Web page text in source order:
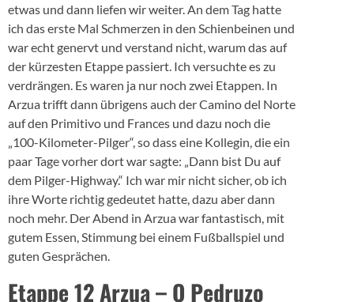
etwas und dann liefen wir weiter. An dem Tag hatte
ich das erste Mal Schmerzen in den Schienbeinen und
war echt genervt und verstand nicht, warum das auf
der kürzesten Etappe passiert. Ich versuchte es zu
verdrängen. Es waren ja nur noch zwei Etappen. In
Arzua trifft dann übrigens auch der Camino del Norte
auf den Primitivo und Frances und dazu noch die
„100-Kilometer-Pilger“, so dass eine Kollegin, die ein
paar Tage vorher dort war sagte: „Dann bist Du auf
dem Pilger-Highway.“ Ich war mir nicht sicher, ob ich
ihre Worte richtig gedeutet hatte, dazu aber dann
noch mehr. Der Abend in Arzua war fantastisch, mit
gutem Essen, Stimmung bei einem Fußballspiel und
guten Gesprächen.
Etappe 12 Arzua – O Pedruzo